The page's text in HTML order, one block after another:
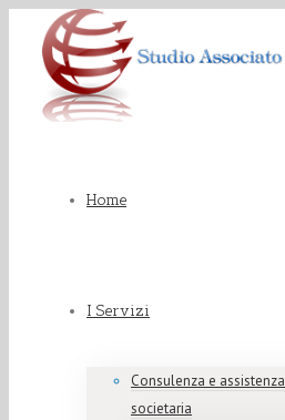
Home
I Servizi
Consulenza e assistenza
societaria